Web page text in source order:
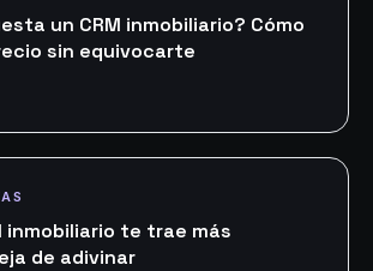
un CRM inmobiliario? Cómo
sin equivocarte
inmobiliario te trae más
de adivinar